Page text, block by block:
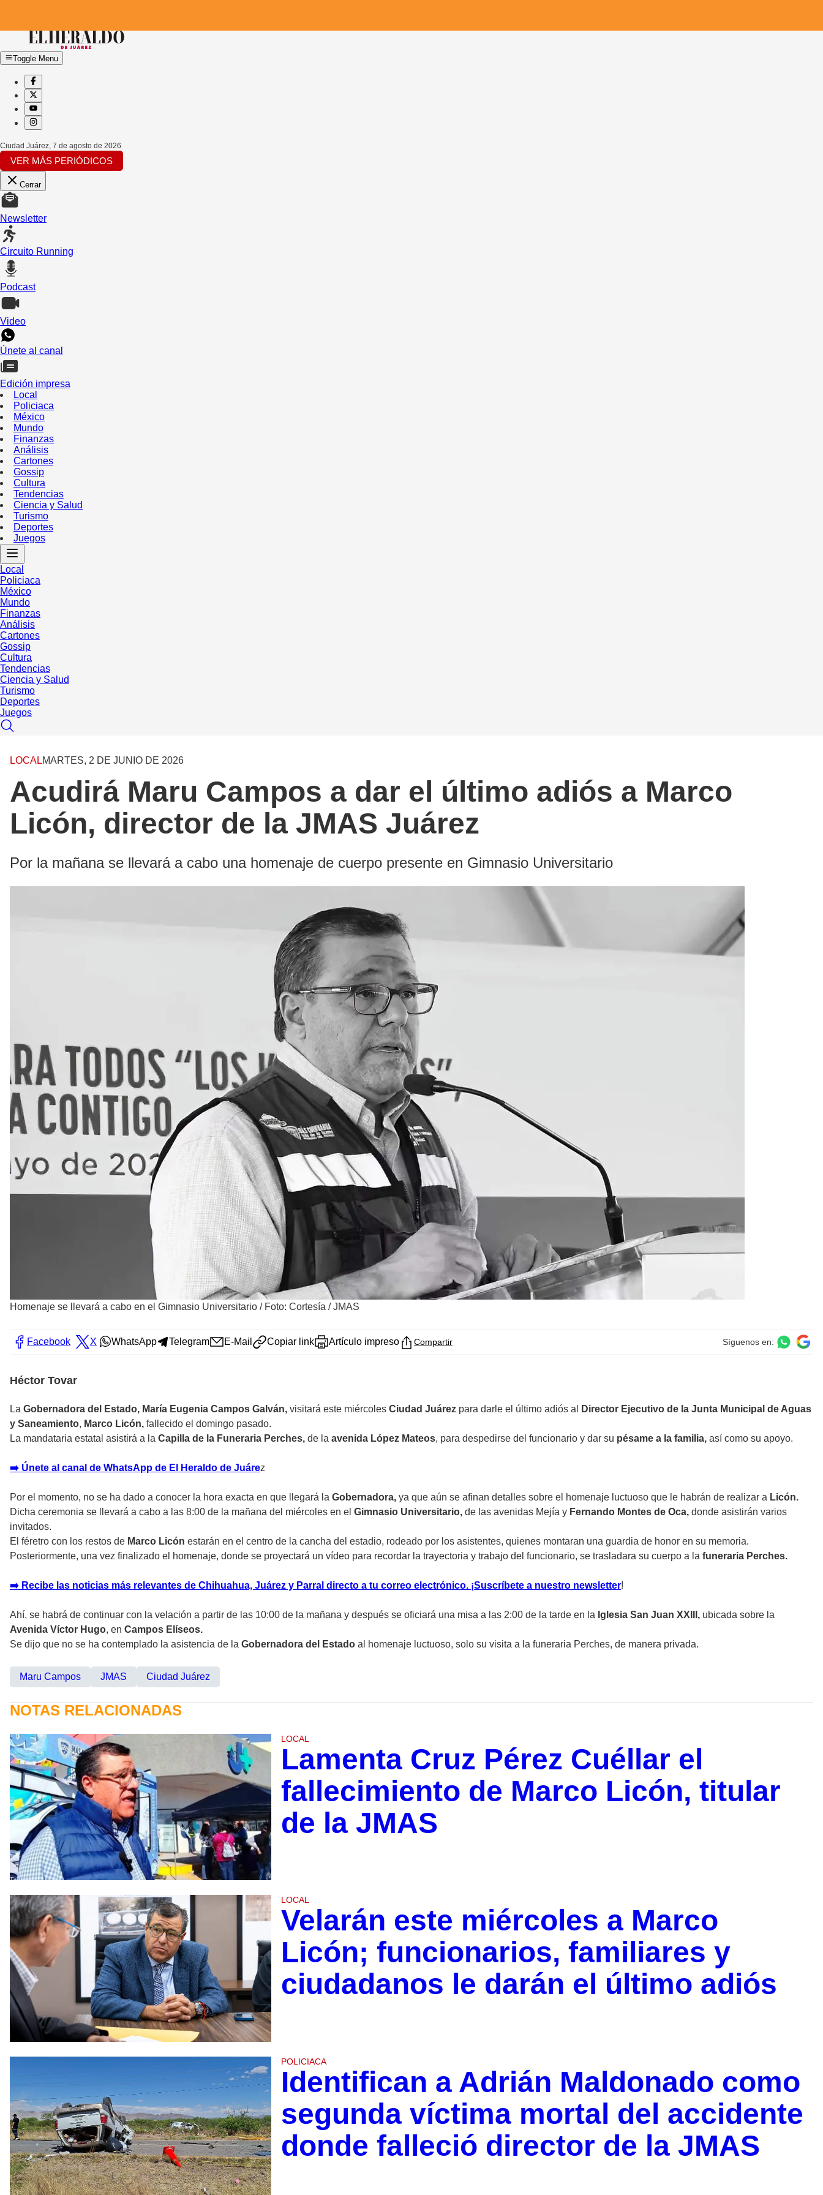
Toggle Menu
Ciudad Juárez 7 de agosto de 2026
VER MÁS PERIÓDICOS
Cerrar
Newsletter
Circuito Running
Podcast
Video
Únete al canal
Edición impresa
Local
Policiaca
México
Mundo
Finanzas
Análisis
Cartones
Gossip
Cultura
Tendencias
Ciencia y Salud
Turismo
Deportes
Juegos
Local
Policiaca
México
Mundo
Finanzas
Análisis
Cartones
Gossip
Cultura
Tendencias
Ciencia y Salud
Turismo
Deportes
Juegos
LOCALMARTES, 2 DE JUNIO DE 2026
Acudirá Maru Campos a dar el último adiós a Marco
Licón, director de la JMAS Juárez
Por la mañana se llevará a cabo una homenaje de cuerpo presente en Gimnasio Universitario
Homenaje se llevará a cabo en el Gimnasio Universitario / Foto: Cortesía / JMAS
Facebook X WhatsApp Telegram E-Mail Copiar link Artículo impreso Compartir Síguenos en:
Héctor Tovar
La Gobernadora del Estado, María Eugenia Campos Galván, visitará este miércoles Ciudad Juárez para darle el último adiós al
Director Ejecutivo de la Junta Municipal de Aguas
y Saneamiento, Marco Licón, fallecido el domingo pasado.
La mandataria estatal asistirá a la Capilla de la Funeraria Perches, de la avenida López Mateos, para despedirse del funcionario y dar su pésame a la familia, así como su apoyo.
➡️ Únete al canal de WhatsApp de El Heraldo de Juárez
Por el momento, no se ha dado a conocer la hora exacta en que llegará la Gobernadora, ya que aún se afinan detalles sobre el homenaje luctuoso que le habrán de realizar a Licón.
Dicha ceremonia se llevará a cabo a las 8:00 de la mañana del miércoles en el Gimnasio Universitario, de las avenidas Mejía y Fernando Montes de Oca, donde asistirán varios
invitados.
El féretro con los restos de Marco Licón estarán en el centro de la cancha del estadio, rodeado por los asistentes, quienes montaran una guardia de honor en su memoria.
Posteriormente, una vez finalizado el homenaje, donde se proyectará un vídeo para recordar la trayectoria y trabajo del funcionario, se trasladara su cuerpo a la funeraria Perches.
➡️ Recibe las noticias más relevantes de Chihuahua, Juárez y Parral directo a tu correo electrónico. ¡Suscríbete a nuestro newsletter!
Ahí, se habrá de continuar con la velación a partir de las 10:00 de la mañana y después se oficiará una misa a las 2:00 de la tarde en la Iglesia San Juan XXIII, ubicada sobre la
Avenida Víctor Hugo, en Campos Elíseos.
Se dijo que no se ha contemplado la asistencia de la Gobernadora del Estado al homenaje luctuoso, solo su visita a la funeraria Perches, de manera privada.
Maru Campos JMAS Ciudad Juárez
NOTAS RELACIONADAS
LOCAL
Lamenta Cruz Pérez Cuéllar el
fallecimiento de Marco Licón, titular
de la JMAS
LOCAL
Velarán este miércoles a Marco
Licón; funcionarios, familiares y
ciudadanos le darán el último adiós
POLICIACA
Identifican a Adrián Maldonado como
segunda víctima mortal del accidente
donde falleció director de la JMAS